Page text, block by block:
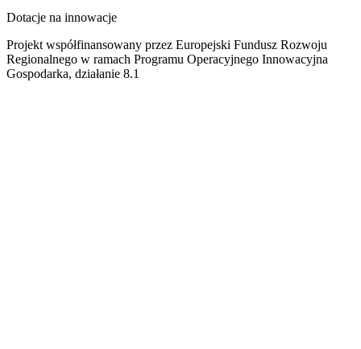
Dotacje na innowacje
Projekt współfinansowany przez Europejski Fundusz Rozwoju
Regionalnego w ramach Programu Operacyjnego Innowacyjna
Gospodarka, działanie 8.1